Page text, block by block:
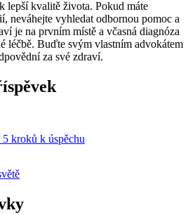
lepší kvalitě ‍života. Pokud máte
neváhejte vyhledat odbornou pomoc a
je ⁣na prvním místě a včasná ⁢diagnóza
léčbě. Buďte‍ svým vlastním advokátem
za své zdraví.
5 kroků k úspěchu